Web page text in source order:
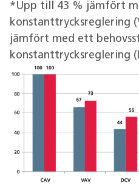
*Upp till 43 % jämfört
konstanttrycksreglering
jämfört med ett
konstanttrycksreglering